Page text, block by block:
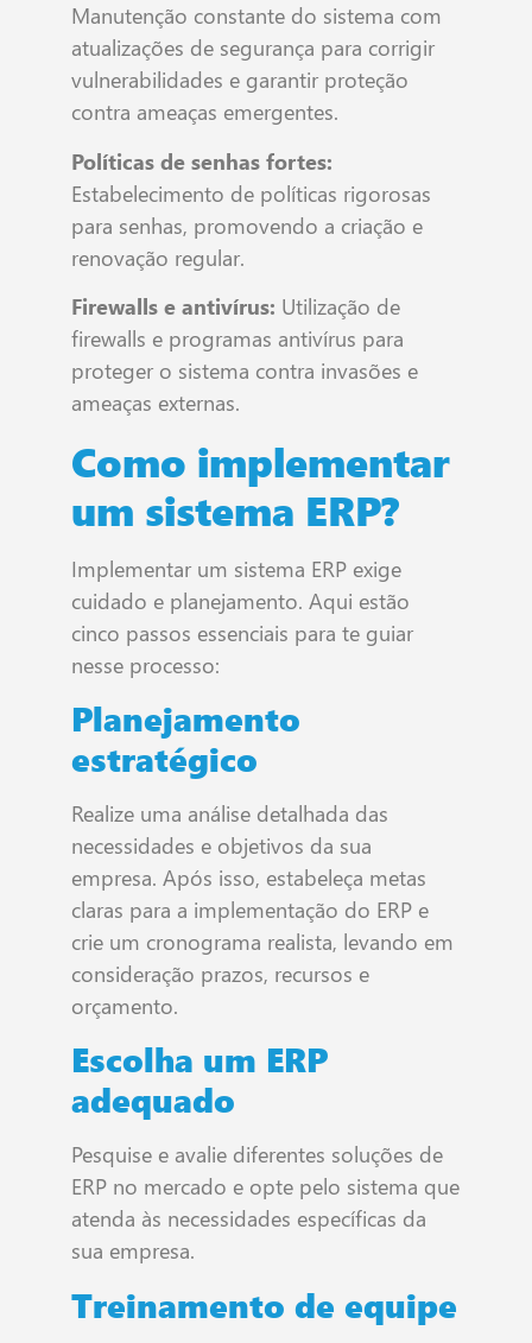
Manutenção constante do sistema com
atualizações de segurança para corrigir
vulnerabilidades e garantir proteção
contra ameaças emergentes.
Políticas de senhas fortes:
Estabelecimento de políticas rigorosas
para senhas, promovendo a criação e
renovação regular.
Firewalls e antivírus: Utilização de
firewalls e programas antivírus para
proteger o sistema contra invasões e
ameaças externas.
Como implementar
um sistema ERP?
Implementar um sistema ERP exige
cuidado e planejamento. Aqui estão
cinco passos essenciais para te guiar
nesse processo:
Planejamento
estratégico
Realize uma análise detalhada das
necessidades e objetivos da sua
empresa. Após isso, estabeleça metas
claras para a implementação do ERP e
crie um cronograma realista, levando em
consideração prazos, recursos e
orçamento.
Escolha um ERP
adequado
Pesquise e avalie diferentes soluções de
ERP no mercado e opte pelo sistema que
atenda às necessidades específicas da
sua empresa.
Treinamento de equipe